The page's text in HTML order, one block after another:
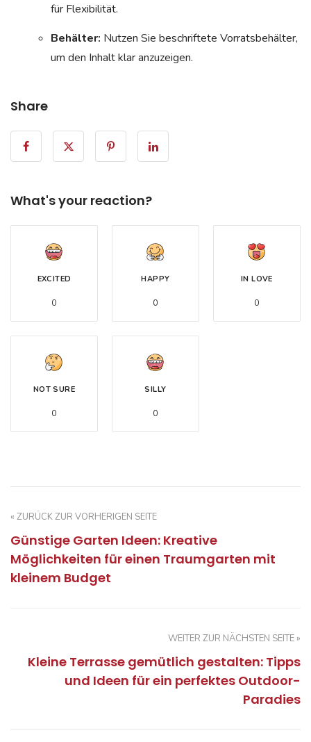
für Flexibilität.
Behälter: Nutzen Sie beschriftete Vorratsbehälter,
um den Inhalt klar anzuzeigen.
Share
What's your reaction?
EXCITED
0
HAPPY
0
IN LOVE
0
NOT SURE
0
SILLY
0
« ZURÜCK ZUR VORHERIGEN SEITE
Günstige Garten Ideen: Kreative
Möglichkeiten für einen Traumgarten mit
kleinem Budget
WEITER ZUR NÄCHSTEN SEITE »
Kleine Terrasse gemütlich gestalten: Tipps
und Ideen für ein perfektes Outdoor-
Paradies